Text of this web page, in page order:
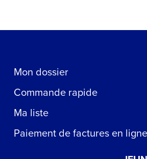
Mon dossier
Commande rapide
Ma liste
Paiement de factures en ligne